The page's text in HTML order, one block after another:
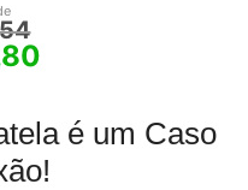
é um Caso